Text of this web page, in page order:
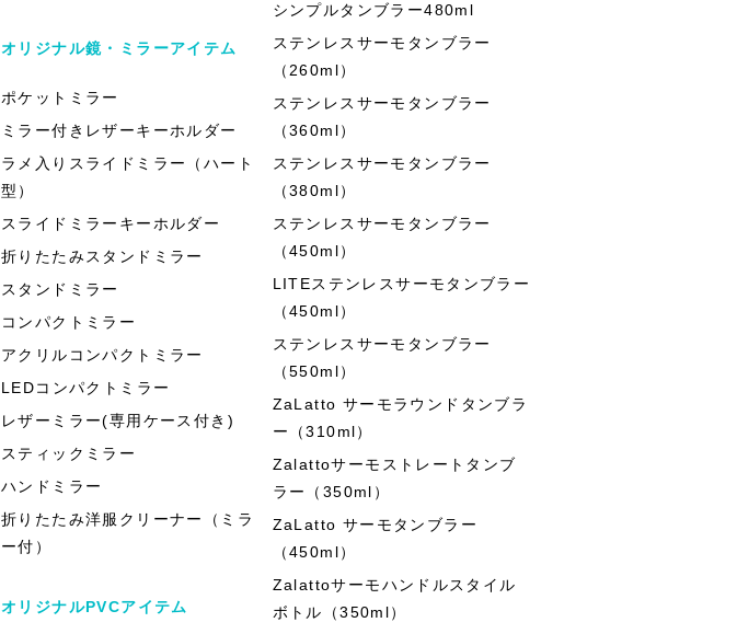
オリジナル鏡・ミラーアイテム
ポケットミラー
ミラー付きレザーキーホルダー
ラメ入りスライドミラー（ハート
型）
スライドミラーキーホルダー
折りたたみスタンドミラー
スタンドミラー
コンパクトミラー
アクリルコンパクトミラー
LEDコンパクトミラー
レザーミラー(専用ケース付き)
スティックミラー
ハンドミラー
折りたたみ洋服クリーナー（ミラ
ー付）
オリジナルPVCアイテム
シンプルタンブラー480ml
ステンレスサーモタンブラー
（260ml）
ステンレスサーモタンブラー
（360ml）
ステンレスサーモタンブラー
（380ml）
ステンレスサーモタンブラー
（450ml）
LITEステンレスサーモタンブラー
（450ml）
ステンレスサーモタンブラー
（550ml）
ZaLatto サーモラウンドタンブラ
ー（310ml）
Zalattoサーモストレートタンブ
ラー（350ml）
ZaLatto サーモタンブラー
（450ml）
Zalattoサーモハンドルスタイル
ボトル（350ml）